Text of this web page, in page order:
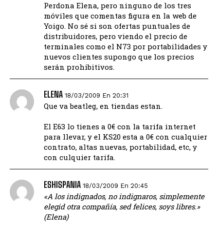
Perdona Elena, pero ninguno de los tres
móviles que comentas figura en la web de
Yoigo. No sé si son ofertas puntuales de
distribuidores, pero viendo el precio de
terminales como el N73 por portabilidades y
nuevos clientes supongo que los precios
serán prohibitivos.
ELENA 18/03/2009 En 20:31
Que va beatleg, en tiendas estan.
El E63 lo tienes a 0€ con la tarifa internet
para llevar, y el KS20 esta a 0€ con cualquier
contrato, altas nuevas, portabilidad, etc, y
con culquier tarifa.
ESHISPANIA 18/03/2009 En 20:45
«A los indignados, no indignaros, simplemente
elegid otra compañía, sed felices, soys libres.»
(Elena)